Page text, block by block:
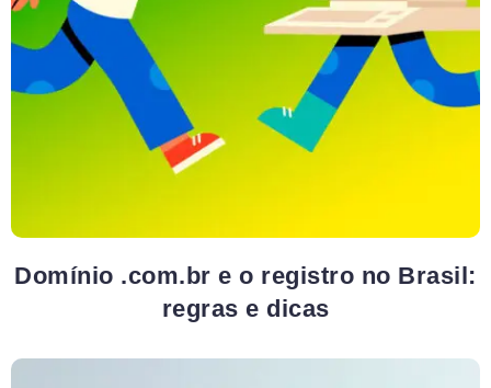
Domínio .com.br e o registro no Brasil:
regras e dicas